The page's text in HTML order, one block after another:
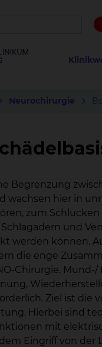
Neurochirurgie
Begrenzung
wachsen hier in
zum
und
werden können.
die enge
Chirurgie,
Ziel ist
Hierbei sind
mit
Eingriff von